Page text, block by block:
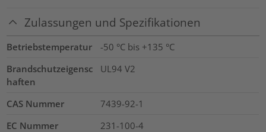
Zulassungen und Spezifikationen
Betriebstemperatur
-50 °C bis +135 °C
Brandschutzeigensc
haften
UL94 V2
CAS Nummer
7439-92-1
EC Nummer
231-100-4